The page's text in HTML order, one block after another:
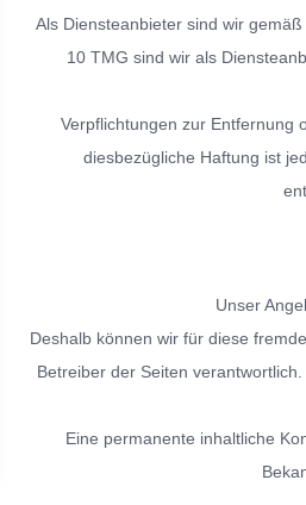
Als Diensteanbieter sind wir
10 TMG sind wir als
Verpflichtungen zur Entfernung
diesbezügliche Haftung ist
Unser
Deshalb können wir für diese
Betreiber der Seiten
Eine permanente inhaltliche